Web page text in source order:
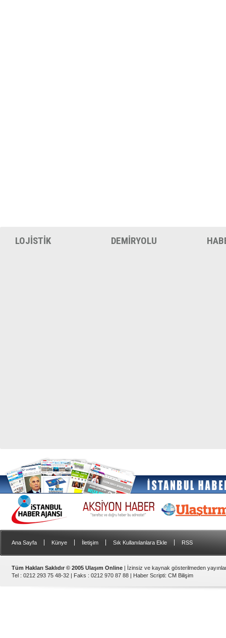
LOJİSTİK DEMİRYOLU
Ana Sayfa Künye İletişim Sık Kullanılanlara Ekle RSS
Tüm Hakları Saklıdır © 2005 Ulaşım Online | İzinsiz ve kaynak gösterilmeden
Tel : 0212 293 75 48-32 | Faks : 0212 970 87 88 | Haber Scripti: CM Bilişim